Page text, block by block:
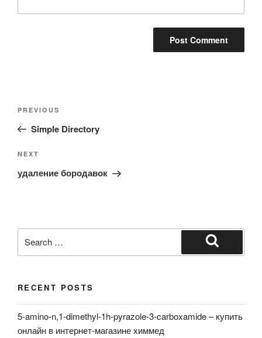
Previous
Post
PREVIOUS
Simple Directory
Next
Post
NEXT
удаление бородавок
for:
Search
RECENT POSTS
5-amino-n,1-dimethyl-1h-pyrazole-3-carboxamide – купить
онлайн в интернет-магазине химмед